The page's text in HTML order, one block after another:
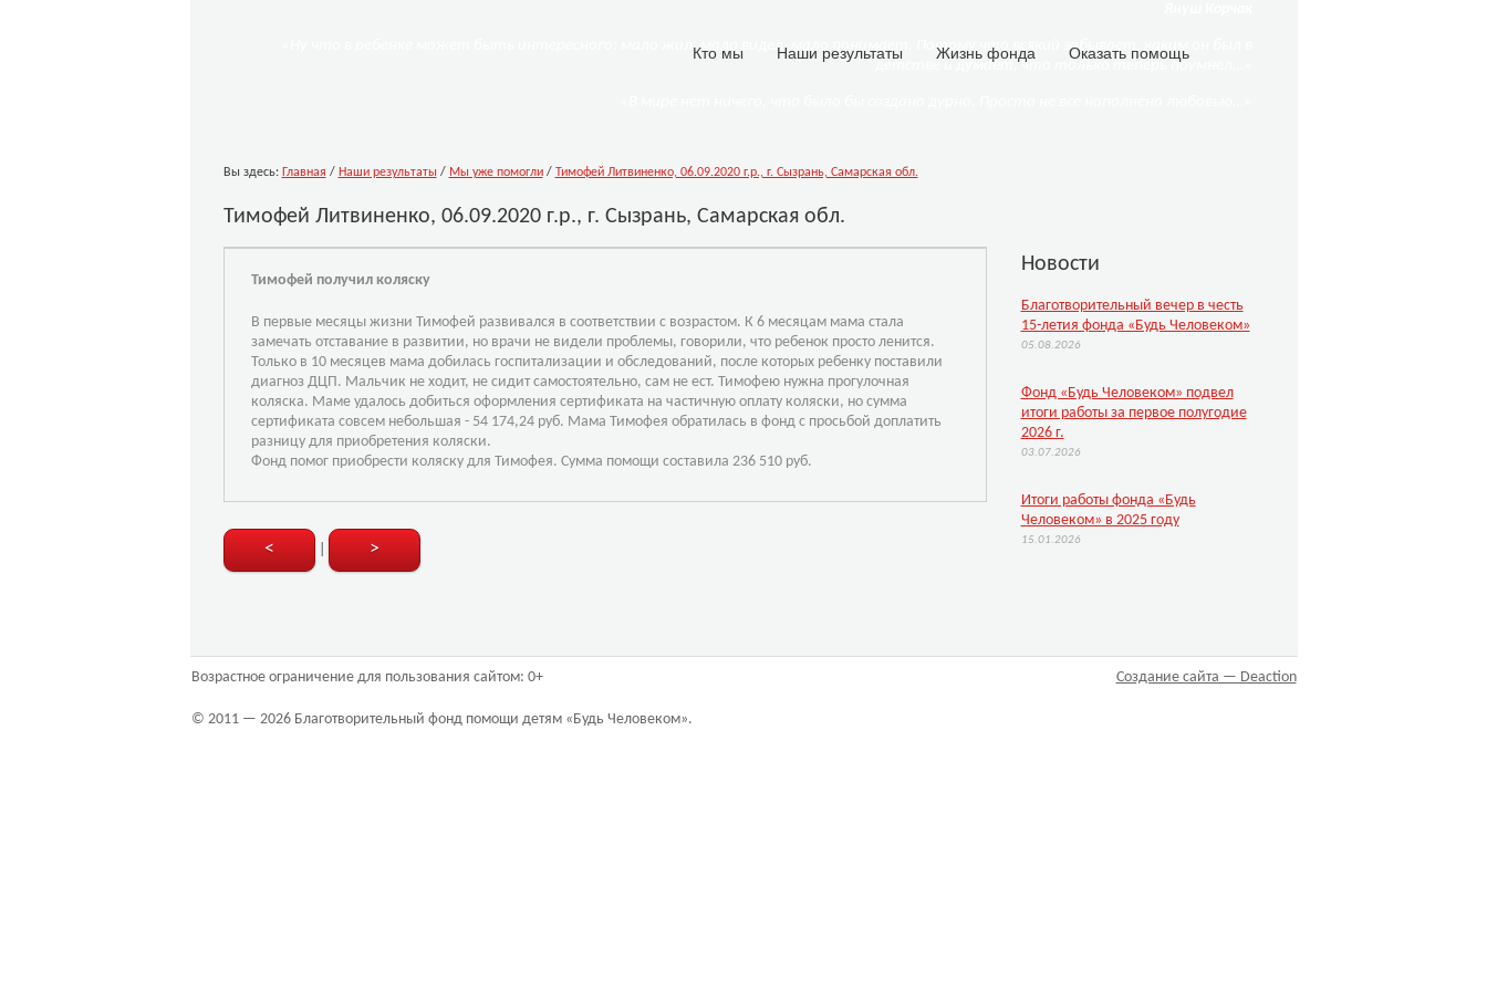
Кто мы Наши результаты Жизнь фонда Оказать помощь
«Ну что в ребенке может быть интересного: мало жил, мало видел, мало понимает. Потому что всякий забывает, каким он был в
детстве и думает, что только теперь поумнел…»
Вы здесь: Главная / Наши результаты/ Мы уже помогли/ Тимофей Литвиненко, 06.09.2020 г.р., г. Сызрань, Самарская обл.
Тимофей Литвиненко, 06.09.2020 г.р., г. Сызрань, Самарская обл.
Тимофей получил коляску
В первые месяцы жизни Тимофей развивался в соответствии с возрастом. К 6 месяцам мама стала
замечать отставание в развитии, но врачи не видели проблемы, говорили, что ребенок просто ленится.
Только в 10 месяцев мама добилась госпитализации и обследований, после которых ребенку поставили
диагноз ДЦП. Мальчик не ходит, не сидит самостоятельно, сам не ест. Тимофею нужна прогулочная
коляска. Маме удалось добиться оформления сертификата на частичную оплату коляски, но сумма
сертификата совсем небольшая - 54 174,24руб. Мама Тимофея обратилась в фонд с просьбой доплатить
разницу для приобретения коляски.
Фонд помог приобрести коляску для Тимофея. Сумма помощи составила 236 510руб.
< >
Новости
Благотворительный вечер в честь
15-летия фонда «Будь Человеком»
05.08.2026
Фонд «Будь Человеком» подвел
итоги работы за первое полугодие
2026 г.
03.07.2026
Итоги работы фонда «Будь
Человеком» в 2025 году
15.01.2026
Возрастное ограничение для пользования сайтом: 0+
© 2011 — 2026 Благотворительный фонд помощи детям «Будь Человеком».
Создание сайта — Deaction